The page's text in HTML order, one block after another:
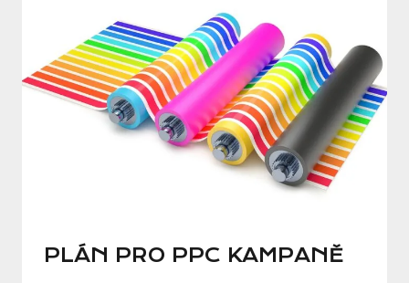
PLÁN PRO PPC KAMPANĚ